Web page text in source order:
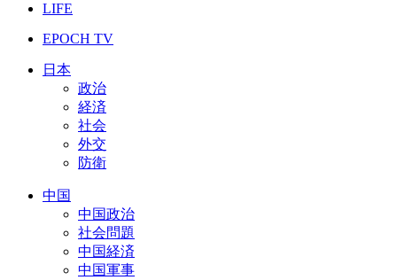
LIFE
EPOCH TV
日本
政治
経済
社会
外交
防衛
中国
中国政治
社会問題
中国経済
中国軍事